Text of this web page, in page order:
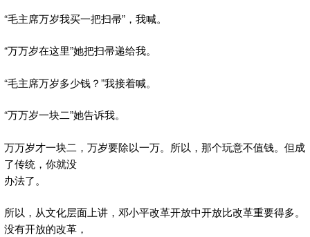
“毛主席万岁我买一把扫帚”，我喊。
“万万岁在这里”她把扫帚递给我。
“毛主席万岁多少钱？”我接着喊。
“万万岁一块二”她告诉我。
万万岁才一块二，万岁要除以一万。所以，那个玩意不值钱。但成
了传统，你就没
办法了。
所以，从文化层面上讲，邓小平改革开放中开放比改革重要得多。
没有开放的改革，